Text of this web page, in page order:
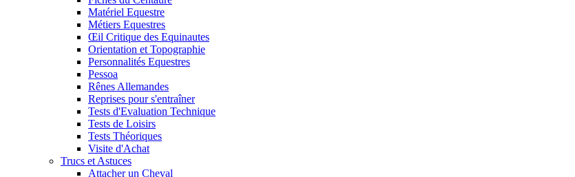
Matériel Equestre
Métiers Equestres
Œil Critique des Equinautes
Orientation et Topographie
Personnalités Equestres
Pessoa
Rênes Allemandes
Reprises pour s'entraîner
Tests d'Evaluation Technique
Tests de Loisirs
Tests Théoriques
Visite d'Achat
Trucs et Astuces
Attacher un Cheval